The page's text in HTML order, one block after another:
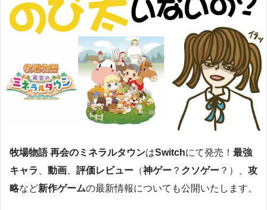
牧場物語 再会のミネラルタウンはSwitchにて発売！ 最強
キャラ
動画 評価レビュー （神ゲー ？ クソゲー ？）、 攻
略など新作ゲームの最新情報についても公開いたします。